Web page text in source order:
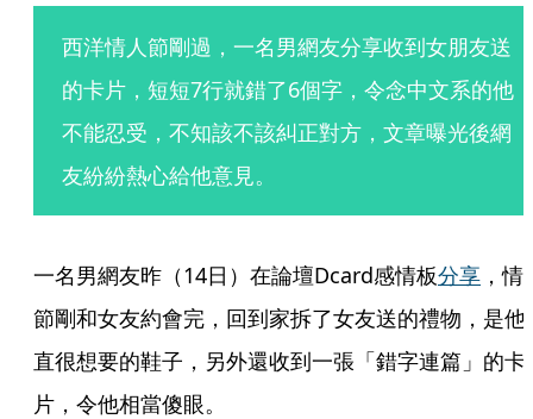
西洋情人節剛過，一名男網友分享收到女朋友送
的卡片，短短7行就錯了6個字，令念中文系的他
不能忍受，不知該不該糾正對方，文章曝光後網
友紛紛熱心給他意見。
一名男網友昨（14日）在論壇Dcard感情板分享 ，情
節剛和女友約會完，回到家拆了女友送的禮物，是他
直很想要的鞋子，另外還收到一張「錯字連篇」的卡
片，令他相當傻眼。